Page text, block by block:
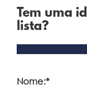
Tem uma
lista?
Nome:*